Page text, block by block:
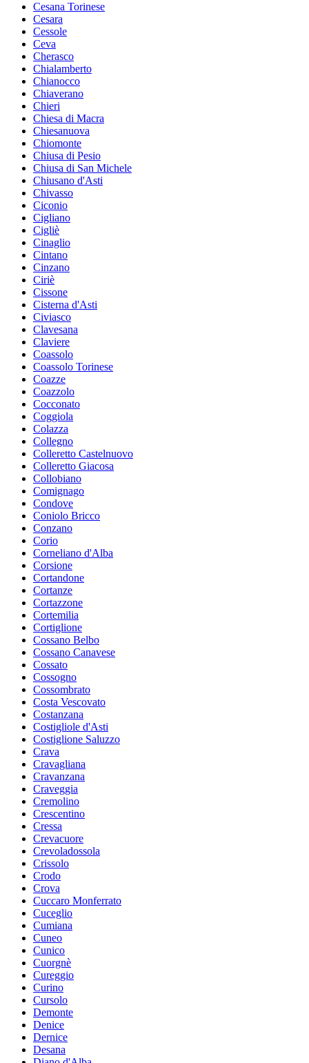
Cesana Torinese
Cesara
Cessole
Ceva
Cherasco
Chialamberto
Chianocco
Chiaverano
Chieri
Chiesa di Macra
Chiesanuova
Chiomonte
Chiusa di Pesio
Chiusa di San Michele
Chiusano d'Asti
Chivasso
Ciconio
Cigliano
Cigliè
Cinaglio
Cintano
Cinzano
Ciriè
Cissone
Cisterna d'Asti
Civiasco
Clavesana
Claviere
Coassolo
Coassolo Torinese
Coazze
Coazzolo
Cocconato
Coggiola
Colazza
Collegno
Colleretto Castelnuovo
Colleretto Giacosa
Collobiano
Comignago
Condove
Coniolo Bricco
Conzano
Corio
Corneliano d'Alba
Corsione
Cortandone
Cortanze
Cortazzone
Cortemilia
Cortiglione
Cossano Belbo
Cossano Canavese
Cossato
Cossogno
Cossombrato
Costa Vescovato
Costanzana
Costigliole d'Asti
Costiglione Saluzzo
Crava
Cravagliana
Cravanzana
Craveggia
Cremolino
Crescentino
Cressa
Crevacuore
Crevoladossola
Crissolo
Crodo
Crova
Cuccaro Monferrato
Cuceglio
Cumiana
Cuneo
Cunico
Cuorgnè
Cureggio
Curino
Cursolo
Demonte
Denice
Dernice
Desana